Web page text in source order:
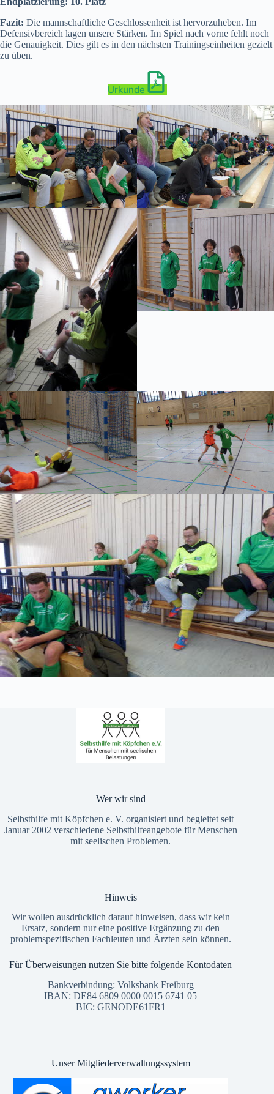
Fazit: Die mannschaftliche Geschlossenheit ist hervorzuheben. Im
Defensivbereich lagen unsere Stärken. Im Spiel nach vorne fehlt noch
die Genauigkeit. Dies gilt es in den nächsten Trainingseinheiten gezielt
zu üben.
Urkunde
Wer wir sind
Selbsthilfe mit Köpfchen e. V. organisiert und begleitet seit
Januar 2002 verschiedene Selbsthilfeangebote für Menschen
mit seelischen Problemen.
Hinweis
Wir wollen ausdrücklich darauf hinweisen, dass wir kein
Ersatz, sondern nur eine positive Ergänzung zu den
problemspezifischen Fachleuten und Ärzten sein können.
Für Überweisungen nutzen Sie bitte folgende Kontodaten
Bankverbindung: Volksbank Freiburg
IBAN: DE84 6809 0000 0015 6741 05
BIC: GENODE61FR1
Unser Mitgliederverwaltungssystem